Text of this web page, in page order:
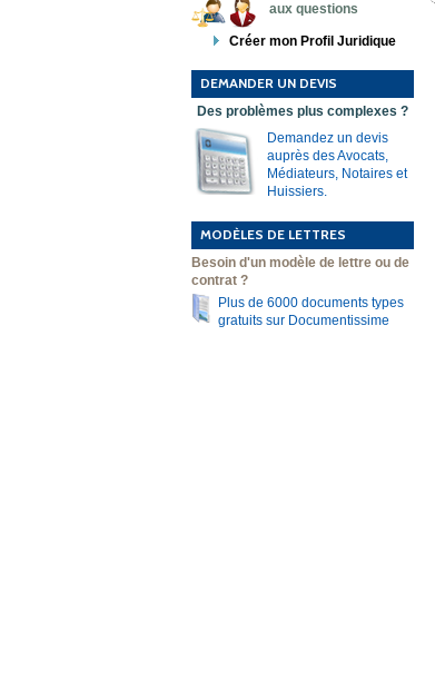
aux questions
Créer mon Profil Juridique
DEMANDER UN DEVIS
Des problèmes plus complexes ?
Demandez un devis
auprès des Avocats,
Médiateurs, Notaires et
Huissiers.
MODÈLES DE LETTRES
Besoin d'un modèle de lettre ou de
contrat ?
Plus de 6000 documents types
gratuits sur Documentissime